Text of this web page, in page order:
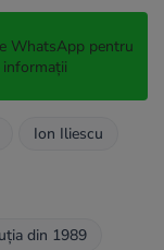
WhatsApp pentru
Ion Iliescu
din 1989